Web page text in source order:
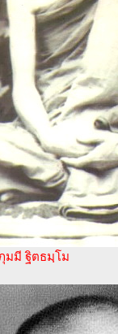
มมี ฐิตธมฺโม